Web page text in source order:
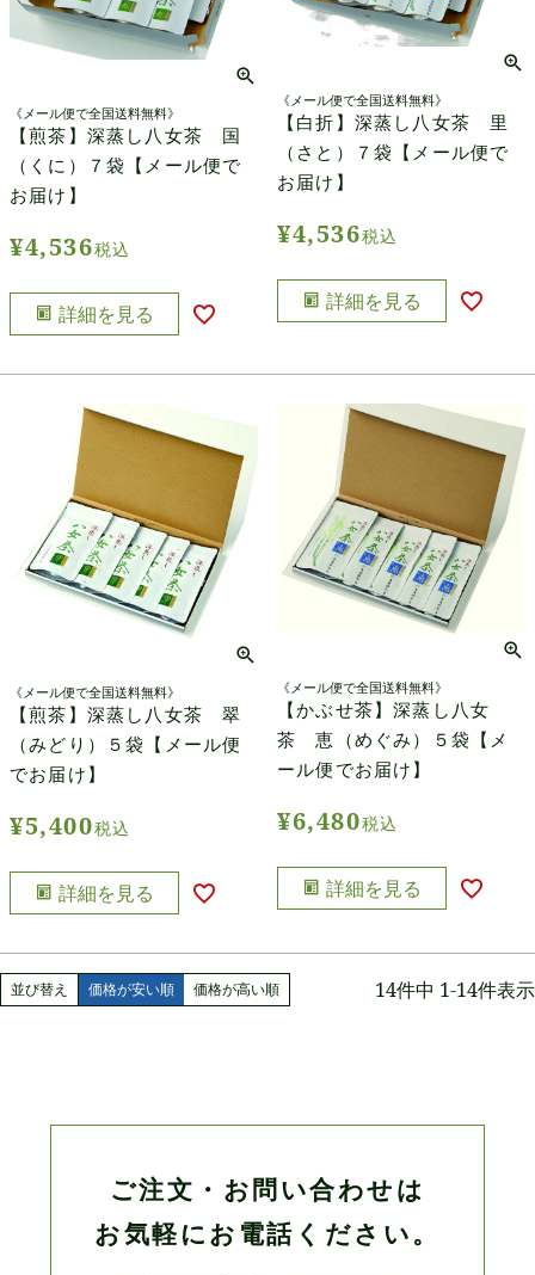
《メール便で全国送料無料》
【煎茶】深蒸し八女茶 国
（くに）７袋【メール便で
お届け】
¥4,536税込
詳細を見る
《メール便で全国送料無料》
【白折】深蒸し八女茶 里
（さと）７袋【メール便で
お届け】
¥4,536税込
詳細を見る
《メール便で全国送料無料》
【煎茶】深蒸し八女茶 翠
（みどり）５袋【メール便
でお届け】
¥5,400税込
詳細を見る
《メール便で全国送料無料》
【かぶせ茶】深蒸し八女
茶 恵（めぐみ）５袋【メ
ール便でお届け】
¥6,480税込
詳細を見る
並び替え 価格が安い順 価格が高い順 14件中 1-14件表示
ご注文・お問い合わせは
お気軽にお電話ください。